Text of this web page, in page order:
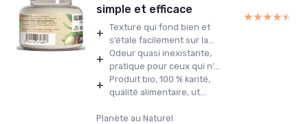
simple et efficace
+ Texture qui fond bien et
s’étale facilement sur la...
+ Odeur quasi inexistante,
pratique pour ceux qui n’...
+ Produit bio, 100 % karité,
qualité alimentaire, ut...
★★★★★
★★★★★
Planète au Naturel